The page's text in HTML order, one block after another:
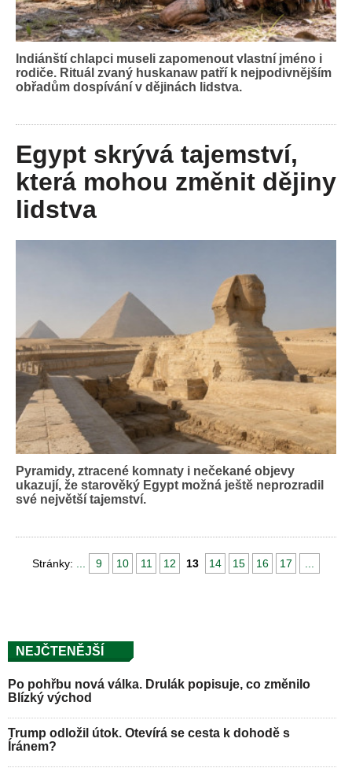
Indiánští chlapci museli zapomenout vlastní jméno i
rodiče. Rituál zvaný huskanaw patří k nejpodivnějším
obřadům dospívání v dějinách lidstva.
Egypt skrývá tajemství,
která mohou změnit dějiny
lidstva
Pyramidy, ztracené komnaty i nečekané objevy
ukazují, že starověký Egypt možná ještě neprozradil
své největší tajemství.
Stránky: 9 10 11 12 13 14 15 16 17
NEJČTENĚJŠÍ
Po pohřbu nová válka. Drulák popisuje, co změnilo
Blízký východ
Trump odložil útok. Otevírá se cesta k dohodě s
Íránem?